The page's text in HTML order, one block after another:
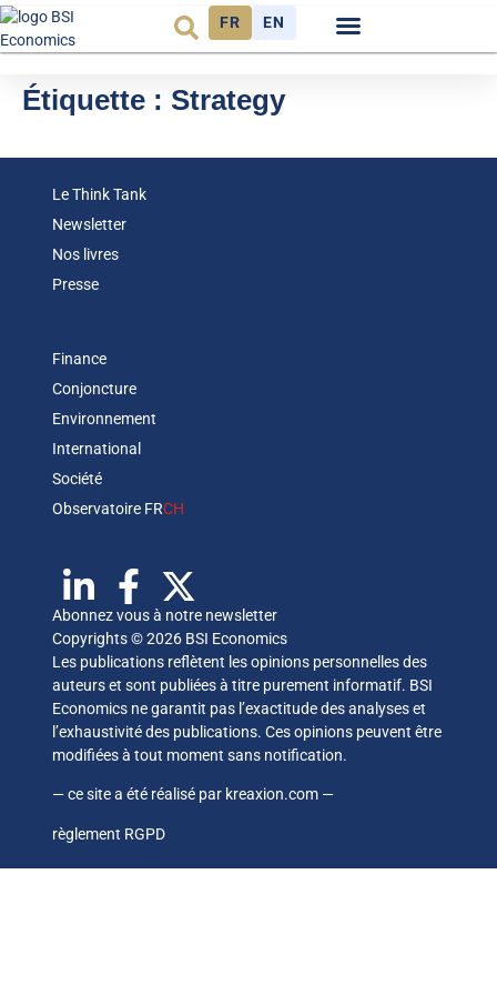
FR EN
Étiquette : Strategy
Le Think Tank
Newsletter
Nos livres
Presse
Finance
Conjoncture
Environnement
International
Société
Observatoire FRCH
Abonnez vous à notre newsletter
Copyrights © 2026 BSI Economics
Les publications reflètent les opinions personnelles des
auteurs et sont publiées à titre purement informatif. BSI
Economics ne garantit pas l’exactitude des analyses et
l’exhaustivité des publications. Ces opinions peuvent être
modifiées à tout moment sans notification.
— ce site a été réalisé par kreaxion.com —
règlement RGPD